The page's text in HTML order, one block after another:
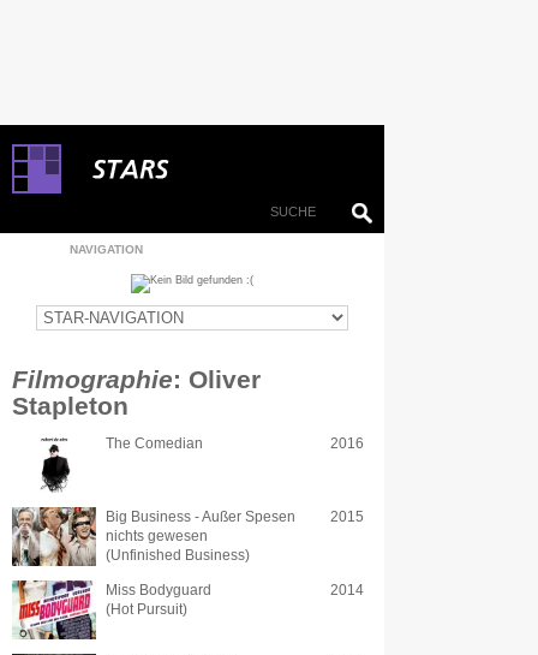
NAVIGATION
Filmographie: Oliver
Stapleton
The Comedian 2016
Big Business - Außer Spesen
nichts gewesen
(Unfinished Business)
2015
Miss Bodyguard
(Hot Pursuit)
2014